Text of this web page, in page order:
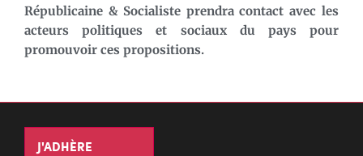
Républicaine & Socialiste prendra contact avec les
acteurs politiques et sociaux du pays pour
promouvoir ces propositions.
J'ADHÈRE